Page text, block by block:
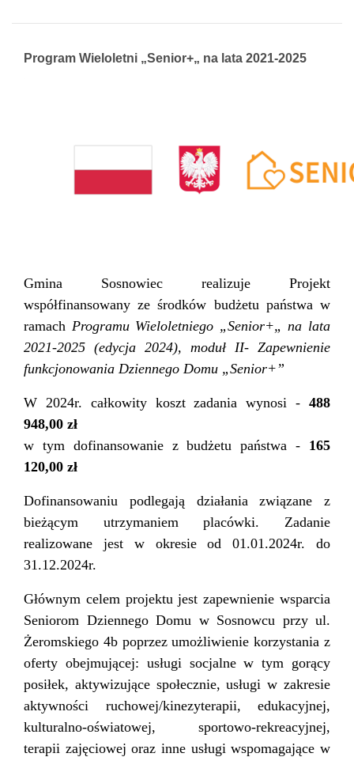
Program Wieloletni „Senior+„ na lata 2021-2025
Gmina Sosnowiec realizuje Projekt
współfinansowany ze środków budżetu państwa w
ramach Programu Wieloletniego „Senior+„ na lata
2021-2025 (edycja 2024), moduł II- Zapewnienie
funkcjonowania Dziennego Domu „Senior+”
W 2024r. całkowity koszt zadania wynosi - 488
948,00 zł
w tym dofinansowanie z budżetu państwa - 165
120,00 zł
Dofinansowaniu podlegają działania związane z
bieżącym utrzymaniem placówki. Zadanie
realizowane jest w okresie od 01.01.2024r. do
31.12.2024r.
Głównym celem projektu jest zapewnienie wsparcia
Seniorom Dziennego Domu w Sosnowcu przy ul.
Żeromskiego 4b poprzez umożliwienie korzystania z
oferty obejmującej: usługi socjalne w tym gorący
posiłek, aktywizujące społecznie, usługi w zakresie
aktywności ruchowej/kinezyterapii, edukacyjnej,
kulturalno-oświatowej, sportowo-rekreacyjnej,
terapii zajęciowej oraz inne usługi wspomagające w